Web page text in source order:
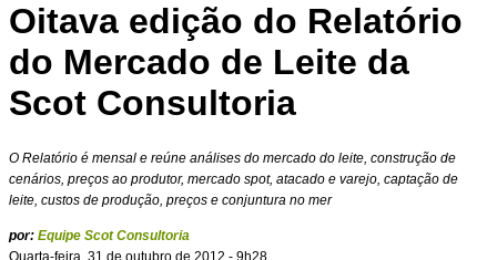
Oitava edição do Relatório
do Mercado de Leite da
Scot Consultoria
O Relatório é mensal e reúne análises do mercado do leite, construção de
cenários, preços ao produtor, mercado spot, atacado e varejo, captação de
leite, custos de produção, preços e conjuntura no mer
por: Equipe Scot Consultoria
Quarta-feira, 31 de outubro de 2012 - 9h28